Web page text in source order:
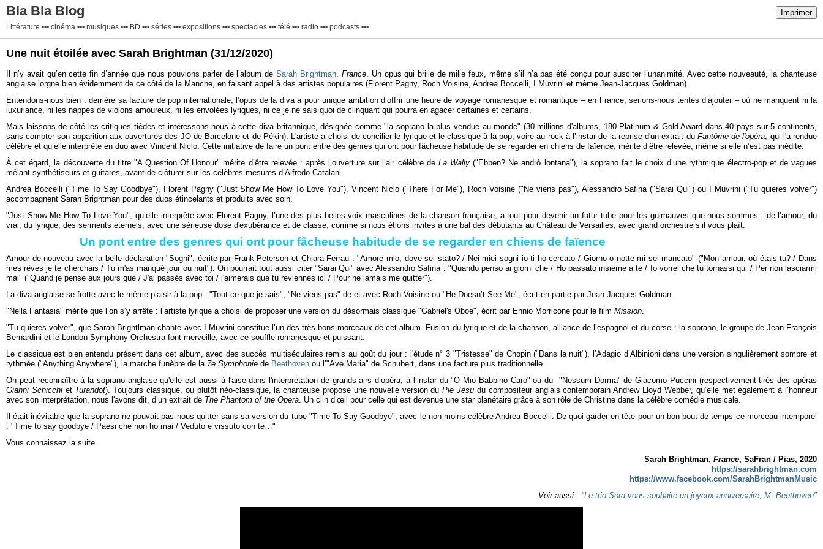
Imprimer
Bla Bla Blog
Littérature ••• cinéma ••• musiques ••• BD ••• séries ••• expositions ••• spectacles ••• télé ••• radio ••• podcasts •••
Une nuit étoilée avec Sarah Brightman (31/12/2020)
Il n’y avait qu’en cette fin d’année que nous pouvions parler de l’album deSarah Brightman, France. Un opus qui brille de mille feux, même s’il n’a pas été conçu pour susciter l’unanimité. Avec cette nouveauté, la chanteuse
anglaise lorgne bien évidemment de ce côté de la Manche, en faisant appel à des artistes populaires (Florent Pagny, Roch Voisine, Andrea Boccelli, I Muvrini et même Jean-Jacques Goldman).
Entendons-nous bien : derrière sa facture de pop internationale, l’opus de la diva a pour unique ambition d’offrir une heure de voyage romanesque et romantique – en France, serions-nous tentés d’ajouter – où ne manquent ni la
luxuriance, ni les nappes de violons amoureux, ni les envolées lyriques, ni ce je ne sais quoi de clinquant qui pourra en agacer certaines et certains.
Mais laissons de côté les critiques tièdes et intéressons-nous à cette diva britannique, désignée comme "la soprano la plus vendue au monde" (30 millions d'albums, 180 Platinum & Gold Award dans 40 pays sur 5 continents,
sans compter son apparition aux ouvertures des JO de Barcelone et de Pékin). L'artiste a choisi de concilier le lyrique et le classique à la pop, voire au rock à l’instar de la reprise d'un extrait du Fantôme de l'opéra, qui l'a rendue
célèbre et qu’elle interprète en duo avec Vincent Niclo. Cette initiative de faire un pont entre des genres qui ont pour fâcheuse habitude de se regarder en chiens de faïence, mérite d’être relevée, même si elle n’est pas inédite.
À cet égard, la découverte du titre "A Question Of Honour" mérite d’être relevée : après l’ouverture sur l’air célèbre de La Wally("Ebben? Ne andrò lontana"), la soprano fait le choix d’une rythmique électro-pop et de vagues
mêlant synthétiseurs et guitares, avant de clôturer sur les célèbres mesures d’Alfredo Catalani.
Andrea Boccelli ("Time To Say Goodbye"), Florent Pagny ("Just Show Me How To Love You"), Vincent Niclo ("There For Me"), Roch Voisine ("Ne viens pas"), Alessandro Safina ("Sarai Qui") ou I Muvrini ("Tu quieres volver")
accompagnent Sarah Brightman pour des duos étincelants et produits avec soin.
"Just Show Me How To Love You", qu’elle interprète avec Florent Pagny, l’une des plus belles voix masculines de la chanson française, a tout pour devenir un futur tube pour les guimauves que nous sommes : de l’amour, du
vrai, du lyrique, des serments éternels, avec une sérieuse dose d'exubérance et de classe, comme si nous étions invités à une bal des débutants au Château de Versailles, avec grand orchestre s’il vous plaît.
Un pont entre des genres qui ont pour fâcheuse habitude de se regarder en chiens de faïence
Amour de nouveau avec la belle déclaration "Sogni", écrite par Frank Peterson et Chiara Ferrau : "Amore mio, dove sei stato? / Nei miei sogni io ti ho cercato / Giorno o notte mi sei mancato" ("Mon amour, où étais-tu? / Dans
mes rêves je te cherchais / Tu m'as manqué jour ou nuit"). On pourrait tout aussi citer "Sarai Qui" avec Alessandro Safina : "Quando penso ai giorni che / Ho passato insieme a te / Io vorrei che tu tornassi qui / Per non lasciarmi
mai" ("Quand je pense aux jours que / J'ai passés avec toi / j'aimerais que tu reviennes ici / Pour ne jamais me quitter").
La diva anglaise se frotte avec le même plaisir à la pop : "Tout ce que je sais", "Ne viens pas" de et avec Roch Voisine ou "He Doesn’t See Me", écrit en partie par Jean-Jacques Goldman.
"Nella Fantasia" mérite que l’on s’y arrête : l’artiste lyrique a choisi de proposer une version du désormais classique "Gabriel's Oboe", écrit par Ennio Morricone pour le film Mission.
"Tu quieres volver", que Sarah Brightlman chante avec I Muvrini constitue l’un des très bons morceaux de cet album. Fusion du lyrique et de la chanson, alliance de l’espagnol et du corse : la soprano, le groupe de Jean-François
Bernardini et le London Symphony Orchestra font merveille, avec ce souffle romanesque et puissant.
Le classique est bien entendu présent dans cet album, avec des succès multiséculaires remis au goût du jour : l'étude n° 3 "Tristesse" de Chopin ("Dans la nuit"), l’Adagio d’Albinioni dans une version singulièrement sombre et
rythmée ("Anything Anywhere"), la marche funèbre de la 7e Symphonie de Beethoven ou l’"Ave Maria" de Schubert, dans une facture plus traditionnelle.
On peut reconnaître à la soprano anglaise qu'elle est aussi à l'aise dans l'interprétation de grands airs d’opéra, à l’instar du "O Mio Babbino Caro" ou du "Nessum Dorma" de Giacomo Puccini (respectivement tirés des opéras
Gianni Schicchiet Turandot). Toujours classique, ou plutôt néo-classique, la chanteuse propose une nouvelle version duPie Jesu du compositeur anglais contemporain Andrew Lloyd Webber, qu’elle met également à l’honneur
avec son interprétation, nous l'avons dit, d’un extrait de The Phantom of the Opera. Un clin d’œil pour celle qui est devenue une star planétaire grâce à son rôle de Christine dans la célèbre comédie musicale.
Il était inévitable que la soprano ne pouvait pas nous quitter sans sa version du tube "Time To Say Goodbye", avec le non moins célèbre Andrea Boccelli. De quoi garder en tête pour un bon bout de temps ce morceau intemporel
: "Time to say goodbye / Paesi che non ho mai / Veduto e vissuto con te…"
Vous connaissez la suite.
Sarah Brightman, France, SaFran / Pias, 2020
https://sarahbrightman.com
https://www.facebook.com/SarahBrightmanMusic
Voir aussi : "Le trio Sōra vous souhaite un joyeux anniversaire, M. Beethoven"